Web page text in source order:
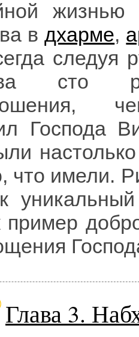
вдхарме,
следуя
сто
Господа
что имели.
Глава 3.